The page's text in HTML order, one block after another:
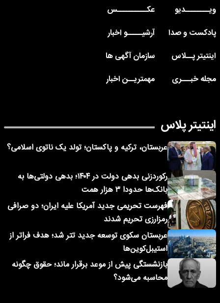
ویــــــــدیو
عکــــــــــس
پادکست و صدا
آرشیـــــو اخبار
اینتیتر پــلاس
سازمان آگهی ها
مجله خبـــری
مهمتریــن اخبار
اینتیتر پلاس
عربستان، ترکیه و پاکستان؛ تولد یک ناتوی اسلامی؟
رکوردزنی بدهی دولت در ۱۴۰۴؛ بدهی دولتی‌ها به
بانک‌ها حدودا ۳ هزار همت
فهرست تحریمی جدید آمریکا علیه ایران؛ دو صرافی
رمزارزی تحریم شدند
عربستان سکوی توسعه جدید تتر شد؛ هدف فراتر از
استیبل‌کوین‌ها
بازنشستگی پیش از موعد برقرار ماند؛ حقوق چگونه
محاسبه می‌شود؟